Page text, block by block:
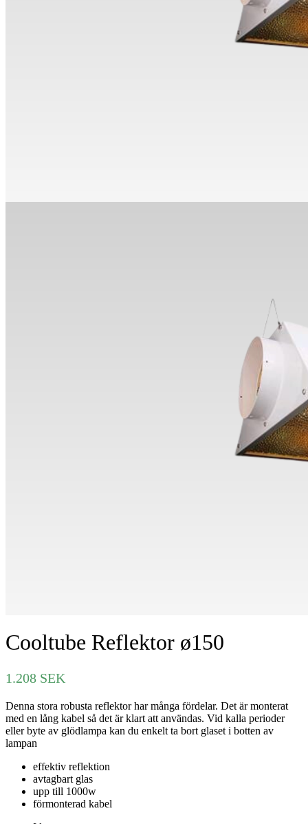
Cooltube Reflektor ø150
1.208 SEK
Denna stora robusta reflektor har många fördelar. Det är monterat
med en lång kabel så det är klart att användas. Vid kalla perioder
eller byte av glödlampa kan du enkelt ta bort glaset i botten av
lampan
effektiv reflektion
avtagbart glas
upp till 1000w
förmonterad kabel